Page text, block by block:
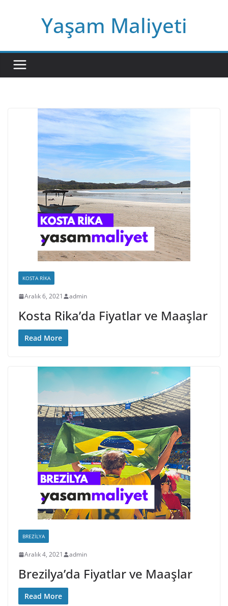
Yaşam Maliyeti
KOSTA RIKA
Aralık 6, 2021 admin
Kosta Rika’da Fiyatlar ve Maaşlar
Read More
BREZILYA
Aralık 4, 2021 admin
Brezilya’da Fiyatlar ve Maaşlar
Read More